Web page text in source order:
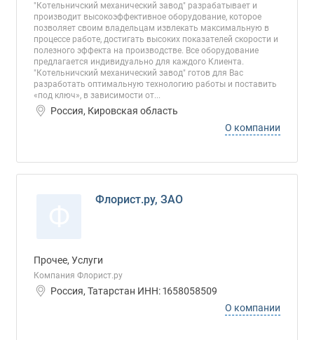
"Котельничский механический завод" разрабатывает и
производит высокоэффективное оборудование, которое
позволяет своим владельцам извлекать максимальную в
процессе работе, достигать высоких показателей скорости и
полезного эффекта на производстве. Все оборудование
предлагается индивидуально для каждого Клиента.
"Котельничский механический завод" готов для Вас
разработать оптимальную технологию работы и поставить
«под ключ», в зависимости от...
Россия, Кировская область
О компании
Флорист.ру, ЗАО
Прочее, Услуги
Компания Флорист.ру
Россия, Татарстан ИНН: 1658058509
О компании